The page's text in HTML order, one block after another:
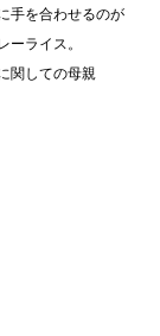
手を合わせるのが
ライス。
関しての母親